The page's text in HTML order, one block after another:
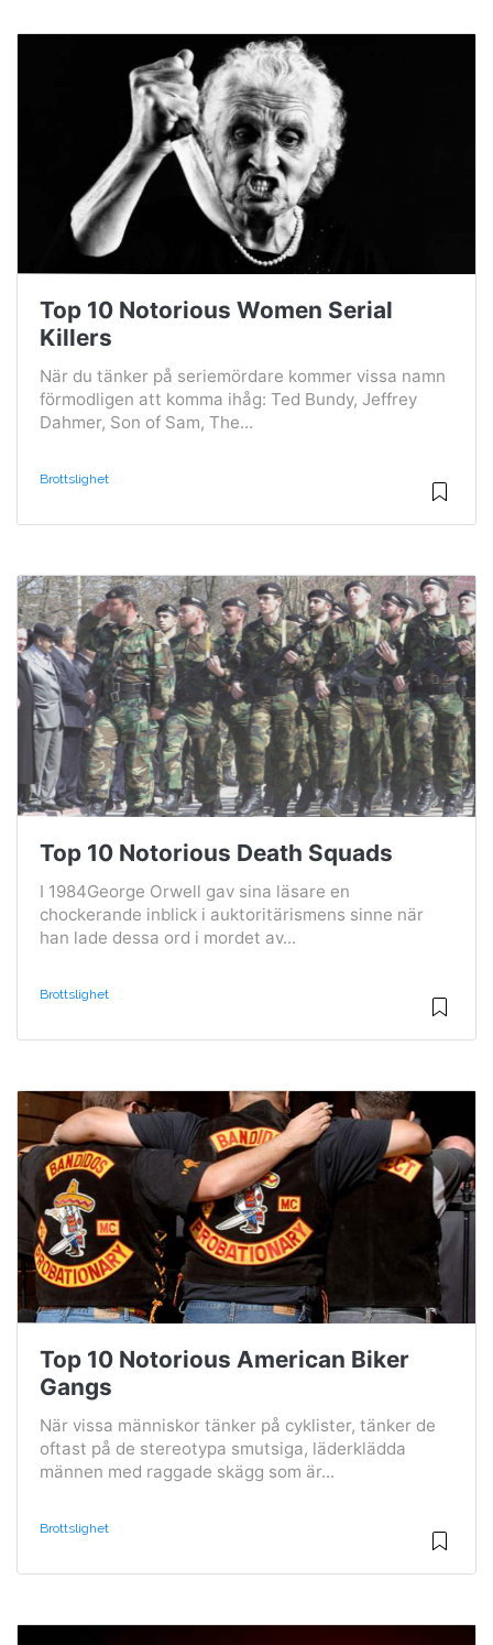
Top 10 Notorious Women Serial
Killers
När du tänker på seriemördare kommer vissa namn
förmodligen att komma ihåg: Ted Bundy, Jeffrey
Dahmer, Son of Sam, The...
Brottslighet
Top 10 Notorious Death Squads
I 1984George Orwell gav sina läsare en
chockerande inblick i auktoritärismens sinne när
han lade dessa ord i mordet av...
Brottslighet
Top 10 Notorious American Biker
Gangs
När vissa människor tänker på cyklister, tänker de
oftast på de stereotypa smutsiga, läderklädda
männen med raggade skägg som är...
Brottslighet